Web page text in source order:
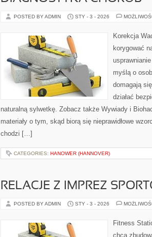
POSTED BY ADMIN STY - 3 - 2026
Korekcja
korygować
myślą o
domagają
działać
naturalną sylwetkę. Zobacz także Wywiady i
materiały o tym, skąd biorą się nieprawidłowe
chodzi […]
CATEGORIES: HANOWER (HANNOVER)
RELACJE Z IMPREZ
POSTED BY ADMIN STY - 3 - 2026
Fitness
chcą